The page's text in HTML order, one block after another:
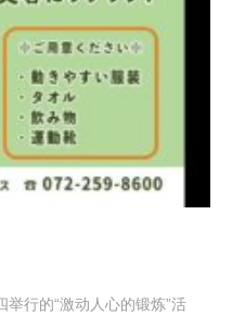
行的“激动人心的锻炼”活